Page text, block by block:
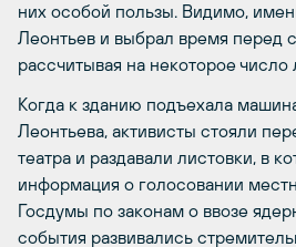
них особой пользы. Видимо,
Леонтьев и выбрал время перед
рассчитывая на некоторое
Когда к зданию подъехала
Леонтьева, активисты стояли
театра и раздавали листовки, в
информация о голосовании
Госдумы по законам о ввозе
события развивались